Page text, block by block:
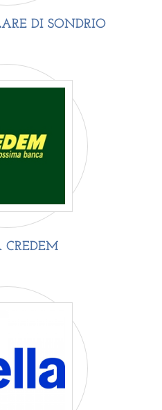
DI SONDRIO